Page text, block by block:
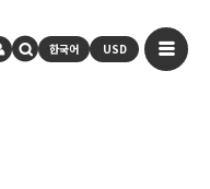
한국어 USD